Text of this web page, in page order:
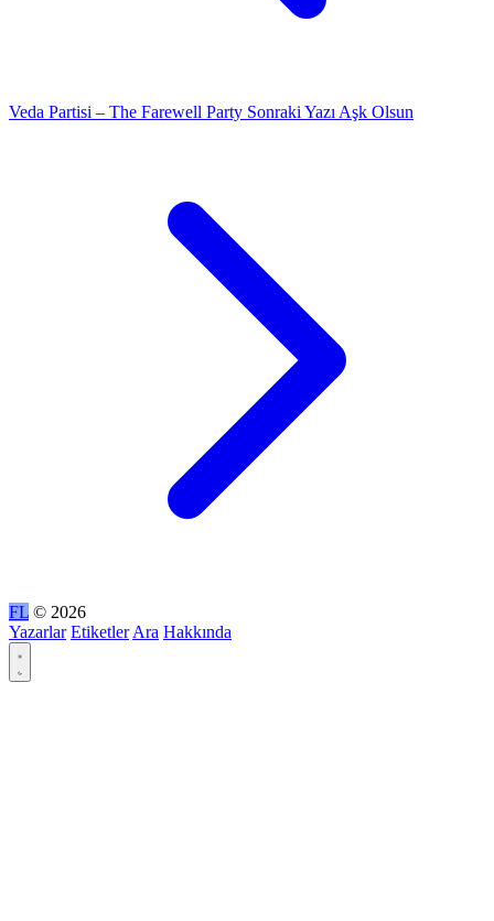
Veda Partisi – The Farewell Party Sonraki Yazı Aşk Olsun
FL © 2026
Yazarlar Etiketler Ara Hakkında